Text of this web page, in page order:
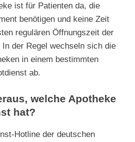
ist für Patienten da, die
benötigen und keine Zeit
regulären Öffnungszeit der
der Regel wechseln sich die
in einem bestimmten
ab.
welche Apotheke
hat?
Hotline der deutschen